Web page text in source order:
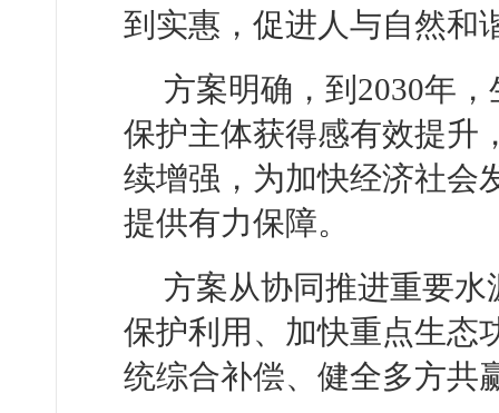
到实惠，促进人与自然和
方案明确，到2030年
保护主体获得感有效提升
续增强，为加快经济社会
提供有力保障。
方案从协同推进重要
保护利用、加快重点生态
统综合补偿、健全多方共